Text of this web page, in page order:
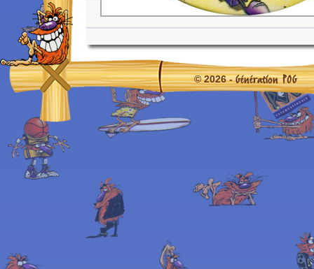
© 2026 -Génération POG